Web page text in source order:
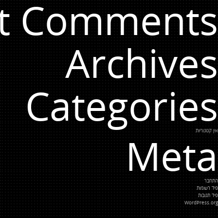
Comments
Archives
Categories
אין קטגוריות
Meta
התחבר
פיד רשומות
פיד תגובות
WordPress.org